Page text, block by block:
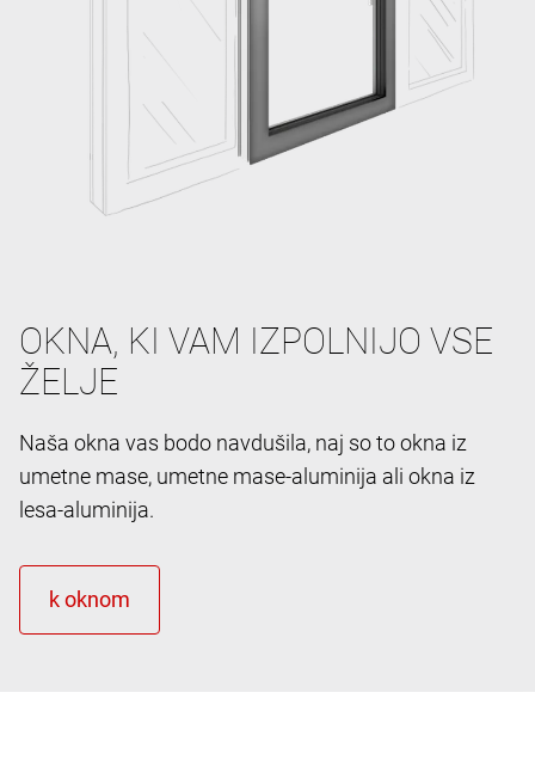
OKNA, KI VAM IZPOLNIJO VSE
ŽELJE
Naša okna vas bodo navdušila, naj so to okna iz
umetne mase, umetne mase-aluminija ali okna iz
lesa-aluminija.